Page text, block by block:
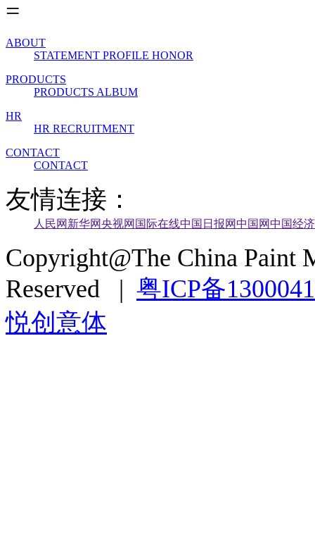
ABOUT
STATEMENT PROFILE HONOR
PRODUCTS
PRODUCTS ALBUM
HR
HR RECRUITMENT
CONTACT
CONTACT
友情连接：
人民网 新华网央视网 国际在线中国日报网中国网中国经
Copyright@The China Paint
Reserved | 粤ICP备
悦创意体